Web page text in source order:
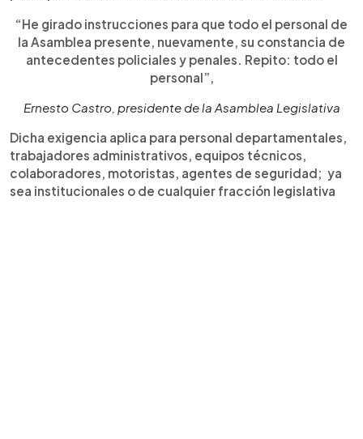
“He girado instrucciones para que todo el personal de
la Asamblea presente, nuevamente, su constancia de
antecedentes policiales y penales. Repito: todo el
personal”,
Ernesto Castro, presidente de la Asamblea Legislativa
Dicha exigencia aplica para personal departamentales,
trabajadores administrativos, equipos técnicos,
colaboradores, motoristas, agentes de seguridad; ya
sea institucionales o de cualquier fracción legislativa